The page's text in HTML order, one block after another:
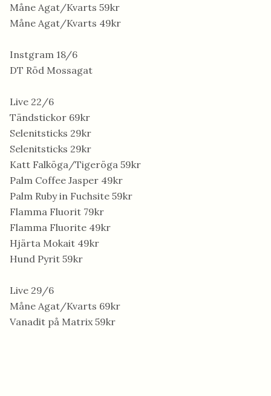
Måne Agat/Kvarts 59kr
Måne Agat/Kvarts 49kr
Instgram 18/6
DT Röd Mossagat
Live 22/6
Tändstickor 69kr
Selenitsticks 29kr
Selenitsticks 29kr
Katt Falköga/Tigeröga 59kr
Palm Coffee Jasper 49kr
Palm Ruby in Fuchsite 59kr
Flamma Fluorit 79kr
Flamma Fluorite 49kr
Hjärta Mokait 49kr
Hund Pyrit 59kr
Live 29/6
Måne Agat/Kvarts 69kr
Vanadit på Matrix 59kr